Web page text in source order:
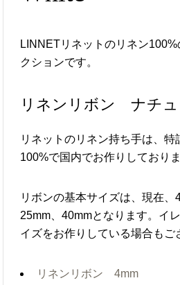
LINNETリネットのリネン
クションです。
リネンリボン ナチュ
リネットのリネン持ち手は、特
100%で国内でお作りしておりま
リボンの基本サイズは、現在、
25mm、40mmとなります。イ
イズをお作りしている場合もご
リネンリボン 4mm